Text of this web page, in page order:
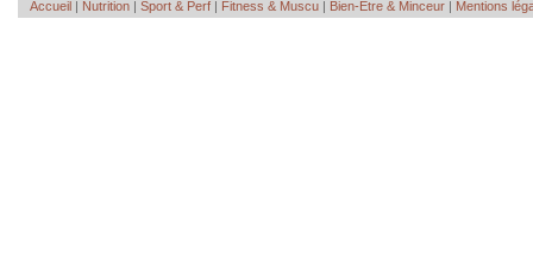
Accueil | Nutrition | Sport & Perf | Fitness & Muscu | Bien-Etre & Minceur | Mentions